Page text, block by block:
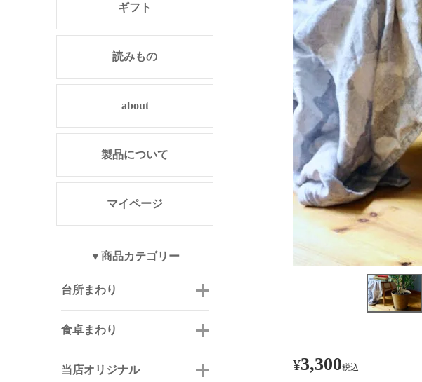
ギフト
読みもの
about
製品について
マイページ
▼商品カテゴリー
台所まわり
食卓まわり
当店オリジナル ¥3,300税込